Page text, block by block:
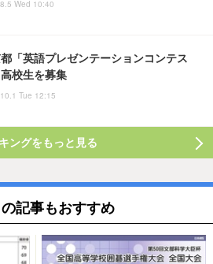
Wed 10:40
「英語プレゼンテーションコンテス
高校生を募集
Tue 12:15
ングをもっと見る
記事もおすすめ